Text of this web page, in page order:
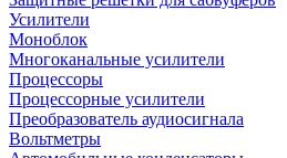
Усилители
Моноблок
Многоканальные усилители
Процессоры
Процессорные усилители
Преобразователь аудиосигнала
Вольтметры